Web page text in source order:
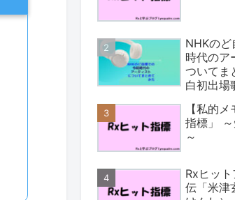
NHKのど
時代のア
ついてま
白初出場
【私的
指標」
～
Rxヒッ
伝「米津